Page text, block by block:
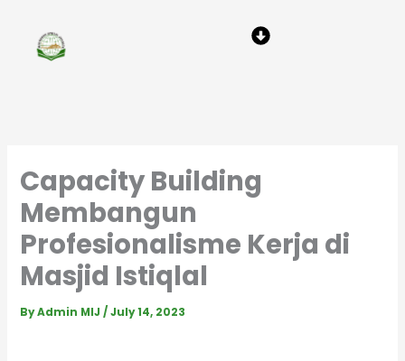
content
Menu
Capacity Building
Membangun
Profesionalisme Kerja di
Masjid Istiqlal
ByAdmin MIJ/July 14, 2023